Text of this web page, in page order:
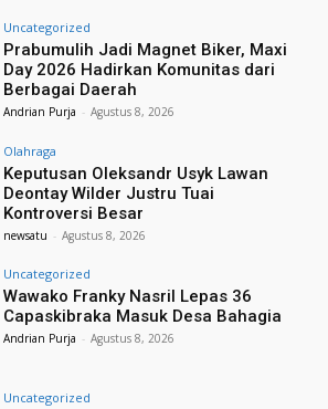
Uncategorized
Prabumulih Jadi Magnet Biker, Maxi
Day 2026 Hadirkan Komunitas dari
Berbagai Daerah
Andrian Purja - Agustus 8, 2026
Olahraga
Keputusan Oleksandr Usyk Lawan
Deontay Wilder Justru Tuai
Kontroversi Besar
newsatu - Agustus 8, 2026
Uncategorized
Wawako Franky Nasril Lepas 36
Capaskibraka Masuk Desa Bahagia
Andrian Purja - Agustus 8, 2026
Uncategorized